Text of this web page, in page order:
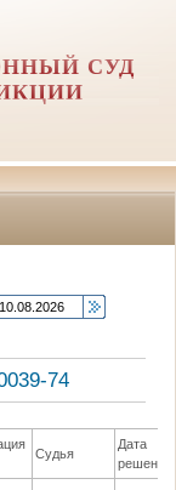
СУД
74
Судья
Дата
решения